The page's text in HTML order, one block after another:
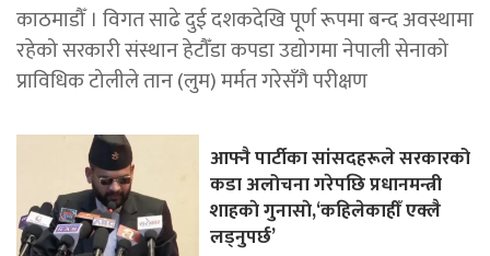
काठमाडौँ । विगत साढे दुई दशकदेखि पूर्ण रूपमा बन्द अवस्थामा
रहेको सरकारी संस्थान हेटौँडा कपडा उद्योगमा नेपाली सेनाको
प्राविधिक टोलीले तान (लुम) मर्मत गरेसँगै परीक्षण
आफ्नै पार्टीका सांसदहरूले सरकारको
कडा अलोचना गरेपछि प्रधानमन्त्री
शाहकाे गुनासाे,‘कहिलेकाहीँ एक्लै
लड्नुपर्छ’